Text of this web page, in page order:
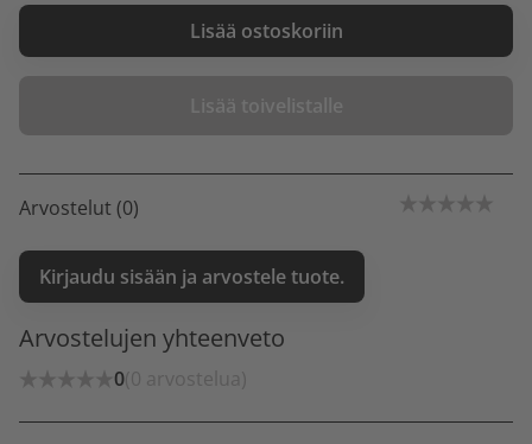
Lisää ostoskoriin
Lisää toivelistalle
Arvostelut (0)
Kirjaudu sisään ja arvostele tuote.
Arvostelujen yhteenveto
0(0 arvostelua)